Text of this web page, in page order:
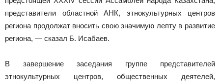
представители областной АНК, этнокультурных центров
региона продолжат вносить свою значимую лепту в развитие
региона, — сказал Б. Исабаев.
В завершение заседания группе представителей
этнокультурных центров, общественных деятелей,